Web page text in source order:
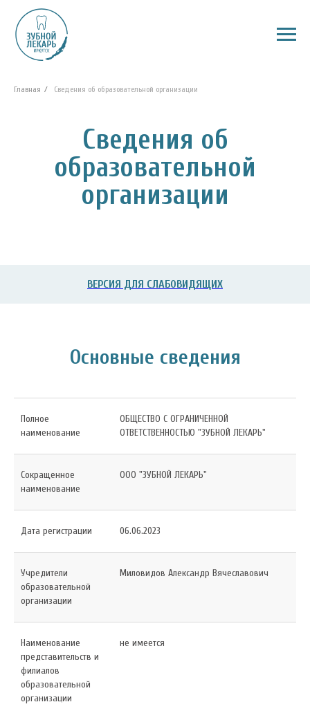
Главная / Сведения об образовательной организации
Сведения об
образовательной
организации
ВЕРСИЯ ДЛЯ СЛАБОВИДЯЩИХ
Основные сведения
Полное
наименование
ОБЩЕСТВО С ОГРАНИЧЕННОЙ
ОТВЕТСТВЕННОСТЬЮ "ЗУБНОЙ ЛЕКАРЬ"
Сокращенное
наименование
ООО "ЗУБНОЙ ЛЕКАРЬ"
Дата регистрации 06.06.2023
Учредители
образовательной
организации
Миловидов Александр Вячеславович
Наименование
представительств и
филиалов
образовательной
организации
не имеется